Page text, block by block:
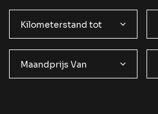
Kilometerstand tot
Maandprijs Van